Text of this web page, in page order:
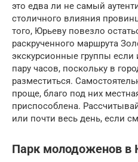
это едва ли не самый
столичного влияния
того, Юрьеву повезло
раскрученного маршрута
экскурсионные группы
пару часов, поскольку в
разместиться.
проще, благо под них
приспособлена.
или почти весь день, если
Парк молодоженов в